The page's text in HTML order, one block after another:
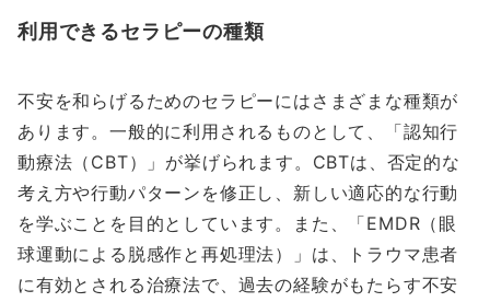
利用できるセラピーの種類
不安を和らげるためのセラピーにはさまざまな種類が
あります。一般的に利用されるものとして、「認知行
動療法（CBT）」が挙げられます。CBTは、否定的な
考え方や行動パターンを修正し、新しい適応的な行動
を学ぶことを目的としています。また、「EMDR（眼
球運動による脱感作と再処理法）」は、トラウマ患者
に有効とされる治療法で、過去の経験がもたらす不安